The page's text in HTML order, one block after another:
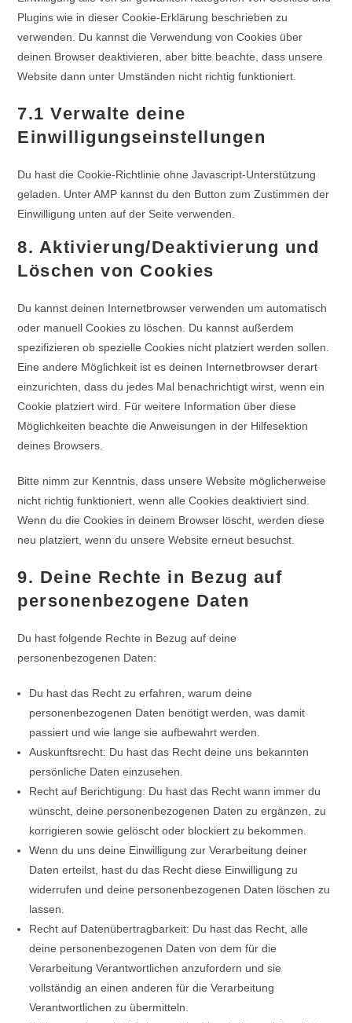
Plugins wie in dieser Cookie-Erklärung beschrieben zu
verwenden. Du kannst die Verwendung von Cookies über
deinen Browser deaktivieren, aber bitte beachte, dass unsere
Website dann unter Umständen nicht richtig funktioniert.
7.1 Verwalte deine
Einwilligungseinstellungen
Du hast die Cookie-Richtlinie ohne Javascript-Unterstützung
geladen. Unter AMP kannst du den Button zum Zustimmen der
Einwilligung unten auf der Seite verwenden.
8. Aktivierung/Deaktivierung und
Löschen von Cookies
Du kannst deinen Internetbrowser verwenden um automatisch
oder manuell Cookies zu löschen. Du kannst außerdem
spezifizieren ob spezielle Cookies nicht platziert werden sollen.
Eine andere Möglichkeit ist es deinen Internetbrowser derart
einzurichten, dass du jedes Mal benachrichtigt wirst, wenn ein
Cookie platziert wird. Für weitere Information über diese
Möglichkeiten beachte die Anweisungen in der Hilfesektion
deines Browsers.
Bitte nimm zur Kenntnis, dass unsere Website möglicherweise
nicht richtig funktioniert, wenn alle Cookies deaktiviert sind.
Wenn du die Cookies in deinem Browser löscht, werden diese
neu platziert, wenn du unsere Website erneut besuchst.
9. Deine Rechte in Bezug auf
personenbezogene Daten
Du hast folgende Rechte in Bezug auf deine
personenbezogenen Daten:
Du hast das Recht zu erfahren, warum deine
personenbezogenen Daten benötigt werden, was damit
passiert und wie lange sie aufbewahrt werden.
Auskunftsrecht: Du hast das Recht deine uns bekannten
persönliche Daten einzusehen.
Recht auf Berichtigung: Du hast das Recht wann immer du
wünscht, deine personenbezogenen Daten zu ergänzen, zu
korrigieren sowie gelöscht oder blockiert zu bekommen.
Wenn du uns deine Einwilligung zur Verarbeitung deiner
Daten erteilst, hast du das Recht diese Einwilligung zu
widerrufen und deine personenbezogenen Daten löschen zu
lassen.
Recht auf Datenübertragbarkeit: Du hast das Recht, alle
deine personenbezogenen Daten von dem für die
Verarbeitung Verantwortlichen anzufordern und sie
vollständig an einen anderen für die Verarbeitung
Verantwortlichen zu übermitteln.